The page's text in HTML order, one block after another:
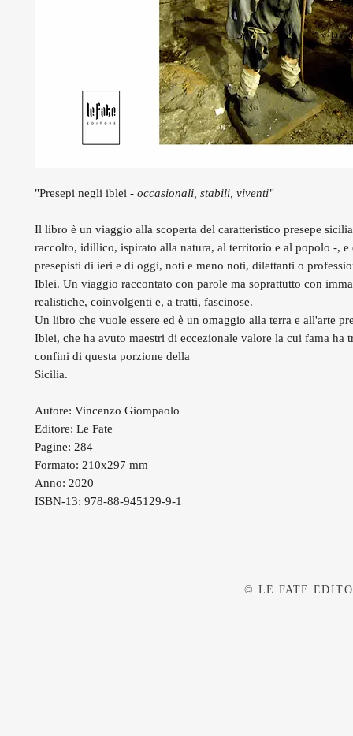
"Presepi negli iblei - occasionali, stabili, viventi"
Il libro è un viaggio alla scoperta del caratteristico presepe
raccolto, idillico, ispirato alla natura, al territorio e al popolo -, e
presepisti di ieri e di oggi, noti e meno noti, dilettanti o
Iblei. Un viaggio raccontato con parole ma soprattutto con
realistiche, coinvolgenti e, a tratti, fascinose.
Un libro che vuole essere ed è un omaggio alla terra e all'arte
Iblei, che ha avuto maestri di eccezionale valore la cui fama ha
confini di questa porzione della
Sicilia.
Autore: Vincenzo Giompaolo
Editore: Le Fate
Pagine: 284
Formato: 210x297 mm
Anno: 2020
ISBN-13: 978-88-945129-9-1
© LE FATE